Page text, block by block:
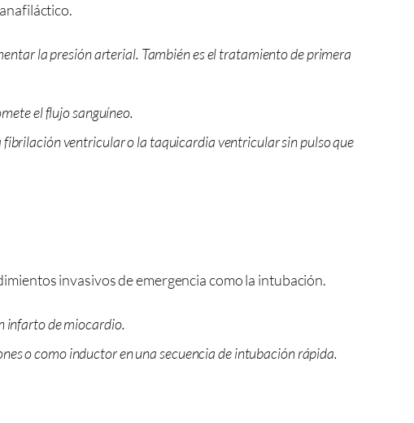
la presión arterial. También es el tratamiento de primera
el flujo sanguíneo.
ventricular o la taquicardia ventricular sin pulso que
invasivos de emergencia como la intubación.
infarto de miocardio.
o como inductor en una secuencia de intubación rápida.